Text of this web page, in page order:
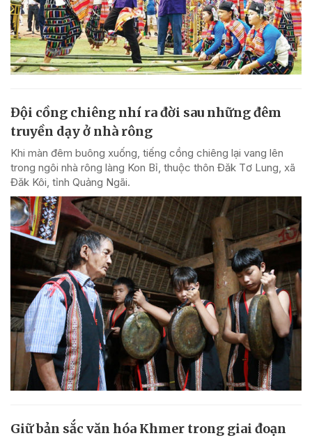
Đội cồng chiêng nhí ra đời sau những đêm
truyền dạy ở nhà rông
Khi màn đêm buông xuống, tiếng cồng chiêng lại vang lên
trong ngôi nhà rông làng Kon Bỉ, thuộc thôn Đăk Tơ Lung, xã
Đăk Kôi, tỉnh Quảng Ngãi.
Giữ bản sắc văn hóa Khmer trong giai đoạn